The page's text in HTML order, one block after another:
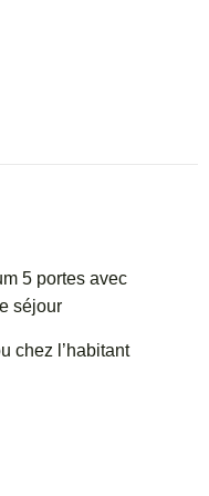
5 portes avec
séjour
chez l’habitant